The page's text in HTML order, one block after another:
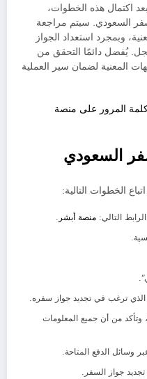
اكتمال هذه الخطوات،
السعودي. سيتم مراجعة
وبمجرد استعداد الجواز
يُفضل دائمًا التحقق من
المعنية لضمان سير العملية
المرور على منصة
السعودي
الخطوات التالية:
التالي: منصة أبشر .
ترغب في تجديد جواز سفره.
وتأكد من أن جميع المعلومات
وسائل الدفع المتاحة.
جواز السفر.